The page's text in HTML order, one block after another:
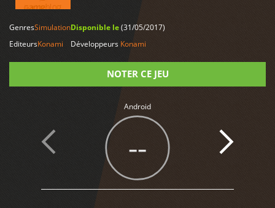
GenresSimulation
EditeursKonami
Disponible le(31/05/2017)
Développeurs Konami
NOTER CE JEU
Android
--